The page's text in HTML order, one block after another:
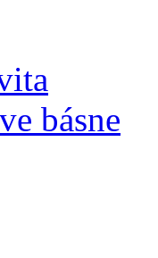
básne